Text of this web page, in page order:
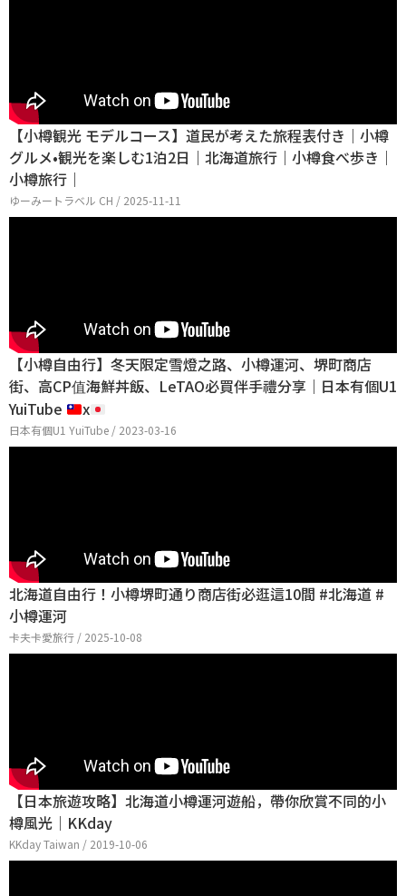
【小樽観光 モデルコース】道民が考えた旅程表付き｜小樽
グルメ•観光を楽しむ1泊2日｜北海道旅行｜小樽食べ歩き｜
小樽旅行｜
ゆーみートラベル CH / 2025-11-11
【小樽自由行】冬天限定雪燈之路、小樽運河、堺町商店
街、高CP值海鮮丼飯、LeTAO必買伴手禮分享｜日本有個U1
YuiTube
x
日本有個U1 YuiTube / 2023-03-16
北海道自由行！小樽堺町通り商店街必逛這10間 #北海道 #
小樽運河
卡夫卡愛旅行 / 2025-10-08
【日本旅遊攻略】北海道小樽運河遊船，帶你欣賞不同的小
樽風光｜KKday
KKday Taiwan / 2019-10-06